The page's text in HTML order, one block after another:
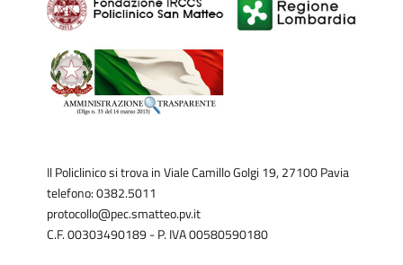
Il Policlinico si trova in Viale Camillo Golgi 19, 27100 Pavia
telefono: 0382.5011
protocollo@pec.smatteo.pv.it
C.F. 00303490189 - P. IVA 00580590180